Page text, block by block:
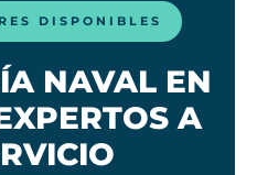
DISPONIBLES
NAVAL EN
A